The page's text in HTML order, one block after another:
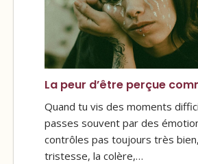
La peur d’être perçue
Quand tu vis des moments
passes souvent par des
contrôles pas toujours très
tristesse, la colère,…